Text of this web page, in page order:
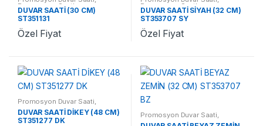
Promosyon Saatler
DUVAR SAATİ (30 CM)
ST351131
Özel Fiyat
Promosyon Saatler
DUVAR SAATİ SİYAH (32 CM)
ST353707 SY
Özel Fiyat
Promosyon Duvar Saati,
Promosyon Saatler
DUVAR SAATİ DİKEY (48 CM)
ST351277 DK
Promosyon Duvar Saati,
Promosyon Saatler